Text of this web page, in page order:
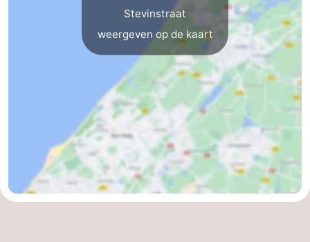
Bezienswaardigheden
Musea
-
Stevinstraat
weergeven op de kaart